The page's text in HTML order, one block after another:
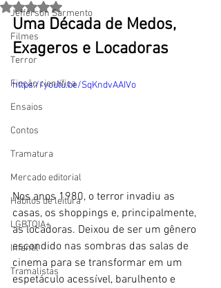
Jefferson Sarmento
Filmes
Terror
Ficção científica
Ensaios
Contos
Tramatura
Mercado editorial
Hábitos de leitura
LGBTQIA+
Infantil
Tramalistas
Avaliado com NaN de 5 estrelas.
Uma Década de Medos,
Exageros e Locadoras
https://youtu.be/SqKndvAAIVo
Nos anos 1980, o terror invadiu as
casas, os shoppings e, principalmente,
as locadoras. Deixou de ser um gênero
escondido nas sombras das salas de
cinema para se transformar em um
espetáculo acessível, barulhento e